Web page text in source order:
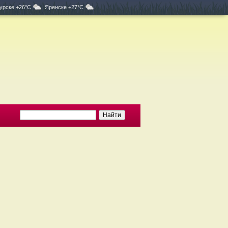
+26°C Яренске +27°C